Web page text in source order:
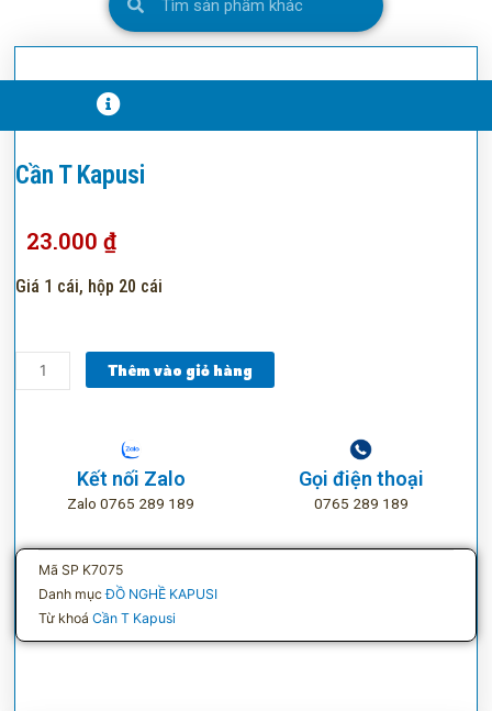
Cần T Kapusi
23.000₫
Giá 1 cái, hộp 20 cái
Cần
T
Thêm vào giỏ hàng
Kết nối Zalo
Zalo 0765 289 189
Gọi điện thoại
0765 289 189
Mã SP K7075
Danh mục ĐỒ NGHỀ KAPUSI
Từ khoá Cần T Kapusi